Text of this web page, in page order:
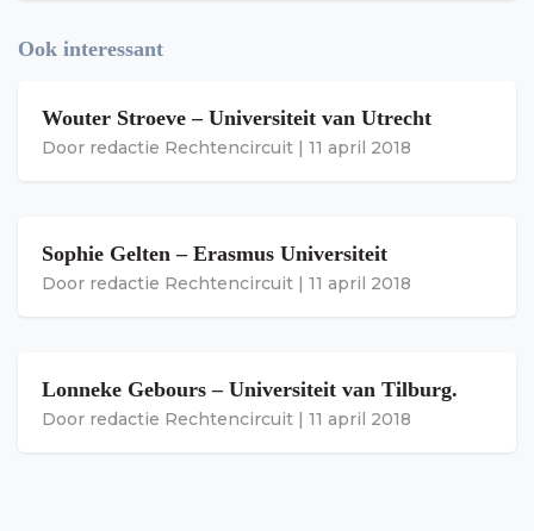
Ook interessant
Wouter Stroeve – Universiteit van Utrecht
Door redactie Rechtencircuit | 11 april 2018
Sophie Gelten – Erasmus Universiteit
Door redactie Rechtencircuit | 11 april 2018
Lonneke Gebours – Universiteit van Tilburg.
Door redactie Rechtencircuit | 11 april 2018